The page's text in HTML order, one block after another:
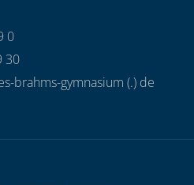
0
30
brahms-gymnasium (.) de